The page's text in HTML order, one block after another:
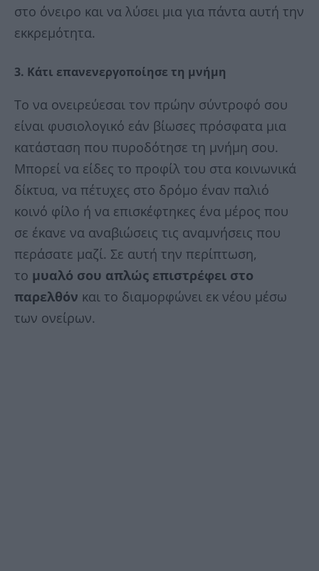
στο όνειρο και να λύσει μια για πάντα αυτή την
εκκρεμότητα.
3. Κάτι επανενεργοποίησε τη μνήμη
Το να ονειρεύεσαι τον πρώην σύντροφό σου
είναι φυσιολογικό εάν βίωσες πρόσφατα μια
κατάσταση που πυροδότησε τη μνήμη σου.
Μπορεί να είδες το προφίλ του στα κοινωνικά
δίκτυα, να πέτυχες στο δρόμο έναν παλιό
κοινό φίλο ή να επισκέφτηκες ένα μέρος που
σε έκανε να αναβιώσεις τις αναμνήσεις που
περάσατε μαζί. Σε αυτή την περίπτωση,
το μυαλό σου απλώς επιστρέφει στο
παρελθόν και το διαμορφώνει εκ νέου μέσω
των ονείρων.